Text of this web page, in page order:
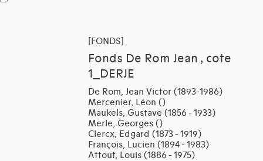
[FONDS]
Fonds De Rom Jean , cote
1_DERJE
De Rom, Jean Victor (1893-1986)
Mercenier, Léon ()
Maukels, Gustave (1856 - 1933)
Merle, Georges ()
Clercx, Edgard (1873 - 1919)
François, Lucien (1894 - 1983)
Attout, Louis (1886 - 1975)